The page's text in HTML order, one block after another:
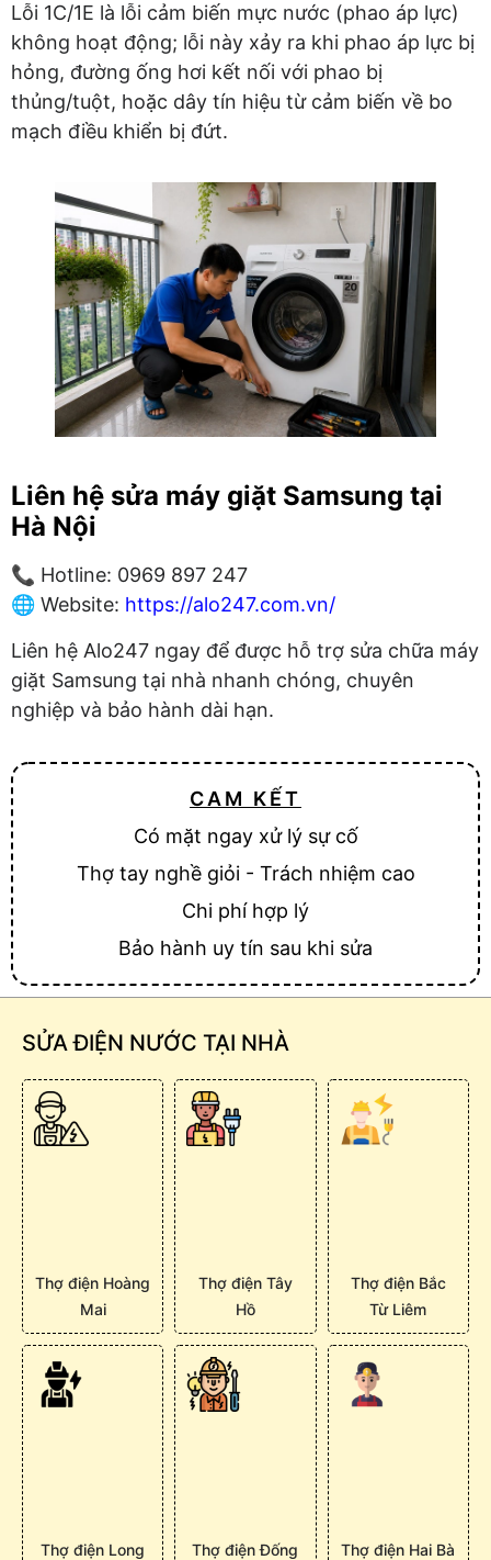
Lỗi 1C/1E là lỗi cảm biến mực nước (phao áp lực)
không hoạt động; lỗi này xảy ra khi phao áp lực bị
hỏng, đường ống hơi kết nối với phao bị
thủng/tuột, hoặc dây tín hiệu từ cảm biến về bo
mạch điều khiển bị đứt.
Liên hệ sửa máy giặt Samsung tại
Hà Nội
📞 Hotline: 0969 897 247
🌐 Website: https://alo247.com.vn/
Liên hệ Alo247 ngay để được hỗ trợ sửa chữa máy
giặt Samsung tại nhà nhanh chóng, chuyên
nghiệp và bảo hành dài hạn.
CAM KẾT
Có mặt ngay xử lý sự cố
Thợ tay nghề giỏi - Trách nhiệm cao
Chi phí hợp lý
Bảo hành uy tín sau khi sửa
SỬA ĐIỆN NƯỚC TẠI NHÀ
Thợ điện Hoàng
Mai
Thợ điện Tây
Hồ
Thợ điện Bắc
Từ Liêm
Thợ điện Long
Thợ điện Đống
Thợ điện Hai Bà